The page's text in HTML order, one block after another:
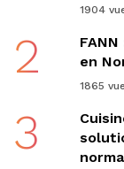
1904
2
en
1865
3